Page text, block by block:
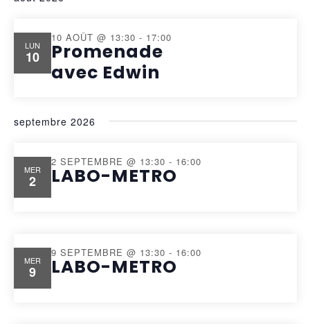
LUN
10
Promenade
avec Edwin
10 AOÛT @ 13:30 - 17:00
septembre 2026
MER
2 LABO-METRO
2 SEPTEMBRE @ 13:30 - 16:00
MER
9 LABO-METRO
9 SEPTEMBRE @ 13:30 - 16:00